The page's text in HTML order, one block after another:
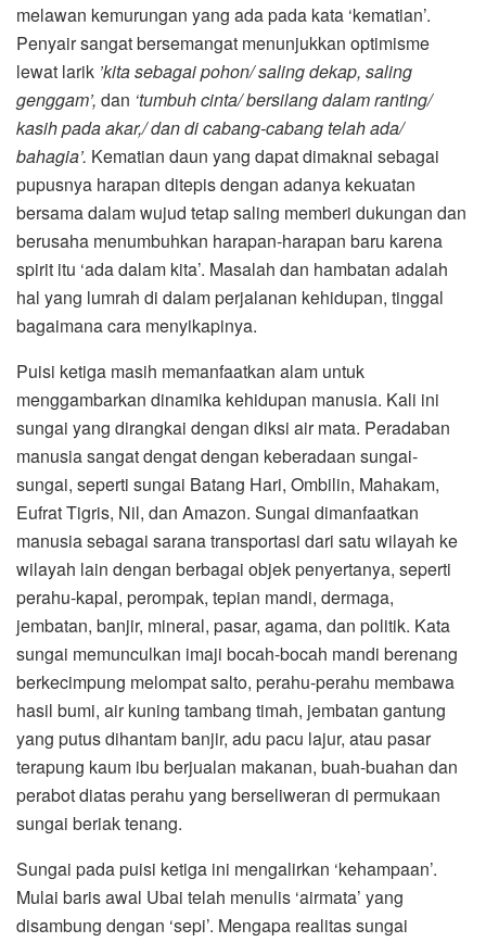
melawan kemurungan yang ada pada kata ‘kematian’.
Penyair sangat bersemangat menunjukkan optimisme
lewat larik ’kita sebagai pohon/ saling dekap, saling
genggam’, dan ‘tumbuh cinta/ bersilang dalam ranting/
kasih pada akar,/ dan di cabang-cabang telah ada/
bahagia’. Kematian daun yang dapat dimaknai sebagai
pupusnya harapan ditepis dengan adanya kekuatan
bersama dalam wujud tetap saling memberi dukungan dan
berusaha menumbuhkan harapan-harapan baru karena
spirit itu ‘ada dalam kita’. Masalah dan hambatan adalah
hal yang lumrah di dalam perjalanan kehidupan, tinggal
bagaimana cara menyikapinya.
Puisi ketiga masih memanfaatkan alam untuk
menggambarkan dinamika kehidupan manusia. Kali ini
sungai yang dirangkai dengan diksi air mata. Peradaban
manusia sangat dengat dengan keberadaan sungai-
sungai, seperti sungai Batang Hari, Ombilin, Mahakam,
Eufrat Tigris, Nil, dan Amazon. Sungai dimanfaatkan
manusia sebagai sarana transportasi dari satu wilayah ke
wilayah lain dengan berbagai objek penyertanya, seperti
perahu-kapal, perompak, tepian mandi, dermaga,
jembatan, banjir, mineral, pasar, agama, dan politik. Kata
sungai memunculkan imaji bocah-bocah mandi berenang
berkecimpung melompat salto, perahu-perahu membawa
hasil bumi, air kuning tambang timah, jembatan gantung
yang putus dihantam banjir, adu pacu lajur, atau pasar
terapung kaum ibu berjualan makanan, buah-buahan dan
perabot diatas perahu yang berseliweran di permukaan
sungai beriak tenang.
Sungai pada puisi ketiga ini mengalirkan ‘kehampaan’.
Mulai baris awal Ubai telah menulis ‘airmata’ yang
disambung dengan ‘sepi’. Mengapa realitas sungai